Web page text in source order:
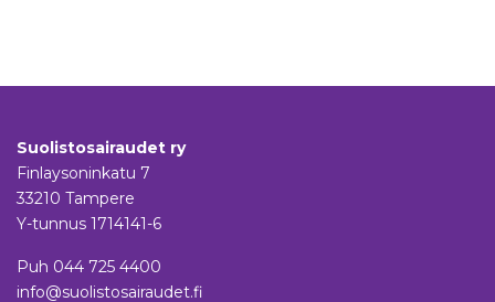
Suolistosairaudet ry
Finlaysoninkatu 7
33210 Tampere
Y-tunnus 1714141-6
Puh 044 725 4400
info@suolistosairaudet.fi